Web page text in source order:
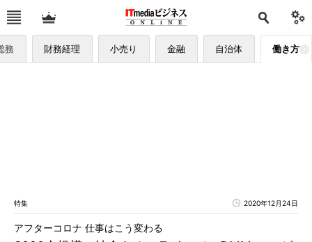
務 財務経理 小売り 金融 自治体 働き方
特集 2020年12月24日
アフターコロナ 仕事はこう変わる